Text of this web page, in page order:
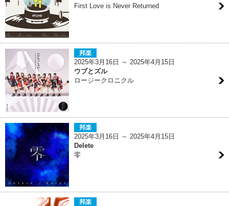
First Love is Never Returned
邦楽
2025年3月16日 ～ 2025年4月15日
ウブとズル
ロージークロニクル
邦楽
2025年3月16日 ～ 2025年4月15日
Delete
零
邦楽